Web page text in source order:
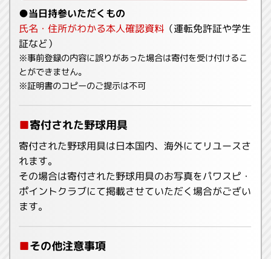
●当日持参いただくもの
氏名・住所がわかる本人確認資料 （運転免許証や学生
証など）
※事前登録の内容に誤りがあった場合は寄付を受け付けるこ
とができません。
※証明書のコピーのご提示は不可
■寄付された野球用具
寄付された野球用具は日本国内、海外にてリユースさ
れます。
その場合は寄付された野球用具のお写真をパワスピ・
ポイントクラブにて掲載させていただく場合がござい
ます。
■その他注意事項